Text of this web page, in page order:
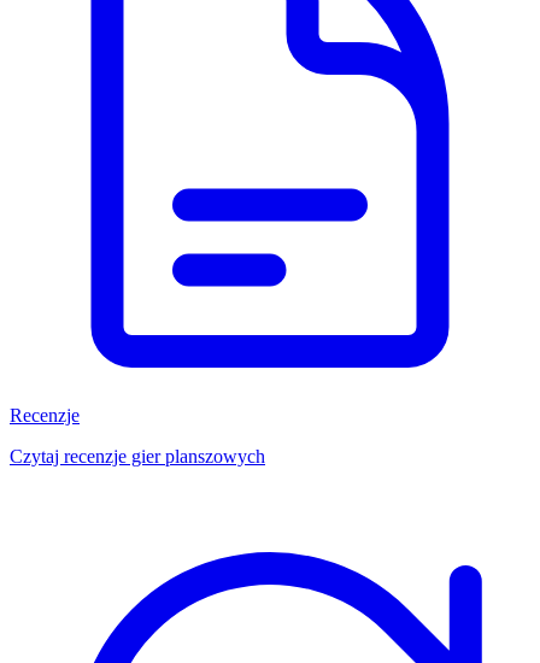
Recenzje
Czytaj recenzje gier planszowych